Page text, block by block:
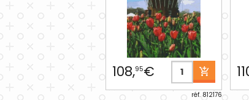
108,95€
réf. 812176